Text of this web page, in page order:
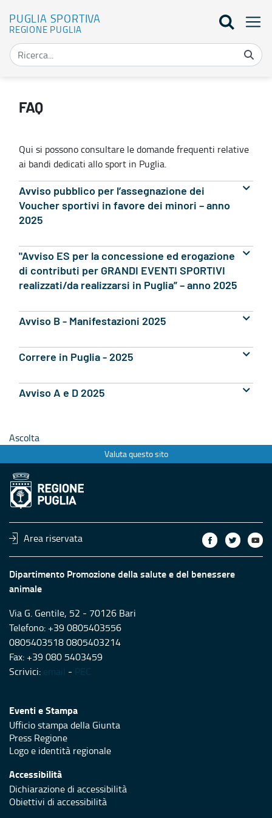
PUGLIA SPORTIVA
REGIONE PUGLIA
FAQ
Qui si possono consultare le domande frequenti relative
ai bandi dedicati allo sport in Puglia.
Avviso pubblico per l’assegnazione dei
Voucher sportivi in favore dei minori – anno
2025
"Avviso ES per la concessione ed erogazione
di contributi per GRANDI EVENTI SPORTIVI
realizzati/da realizzarsi in Puglia” – anno 2025
Avviso B - Manifestazioni 2025
Correre in Puglia - 2025
Avviso A e D 2025
Ascolta
Valuta questo sito
Area riservata
Dipartimento Promozione della salute e del benessere
animale
Via G. Gentile, 52 - 70126 Bari
Telefono: +39 0805403556
0805403518 0805403214
Fax: +39 080 5403459
Scrivici: email - PEC
Eventi e Stampa
Ufficio stampa della Giunta
Press Regione
Logo e identità regionale
Accessibilità
Dichiarazione di accessibilità
Obiettivi di accessibilità